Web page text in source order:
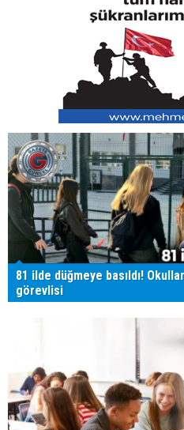
81 ilde düğmeye basıldı!
görevlisi